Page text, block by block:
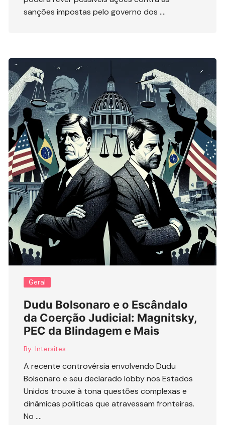
sanções impostas pelo governo dos ….
Geral
Dudu Bolsonaro e o Escândalo
da Coerção Judicial: Magnitsky,
PEC da Blindagem e Mais
By: Intersites
A recente controvérsia envolvendo Dudu
Bolsonaro e seu declarado lobby nos Estados
Unidos trouxe à tona questões complexas e
dinâmicas políticas que atravessam fronteiras.
No ….